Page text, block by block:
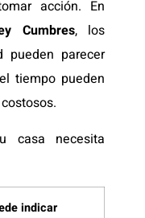
acción. En
Cumbres, los
pueden parecer
tiempo pueden
casa necesita
indicar